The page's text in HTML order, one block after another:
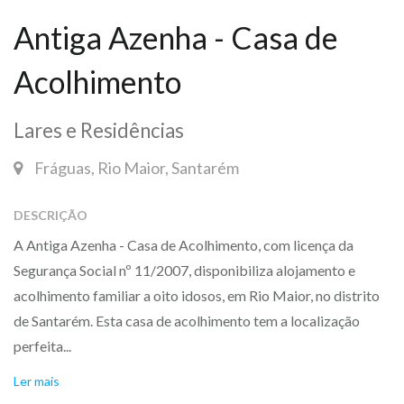
Antiga Azenha - Casa de
Acolhimento
Lares e Residências
Fráguas, Rio Maior, Santarém
DESCRIÇÃO
A Antiga Azenha - Casa de Acolhimento, com licença da
Segurança Social nº 11/2007, disponibiliza alojamento e
acolhimento familiar a oito idosos, em Rio Maior, no distrito
de Santarém. Esta casa de acolhimento tem a localização
perfeita...
Ler mais